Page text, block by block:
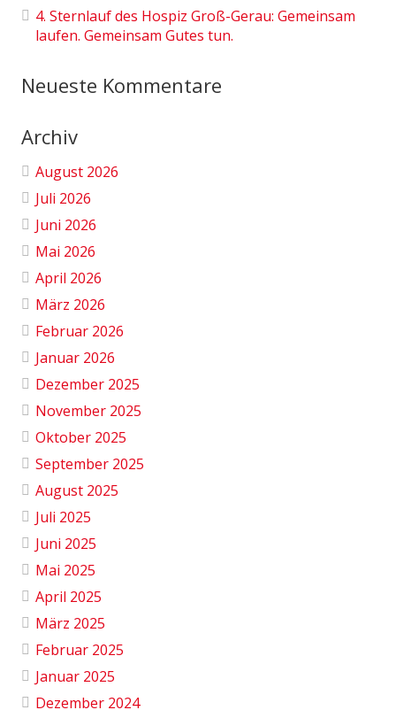
4. Sternlauf des Hospiz Groß-Gerau: Gemeinsam
laufen. Gemeinsam Gutes tun.
Neueste Kommentare
Archiv
August 2026
Juli 2026
Juni 2026
Mai 2026
April 2026
März 2026
Februar 2026
Januar 2026
Dezember 2025
November 2025
Oktober 2025
September 2025
August 2025
Juli 2025
Juni 2025
Mai 2025
April 2025
März 2025
Februar 2025
Januar 2025
Dezember 2024